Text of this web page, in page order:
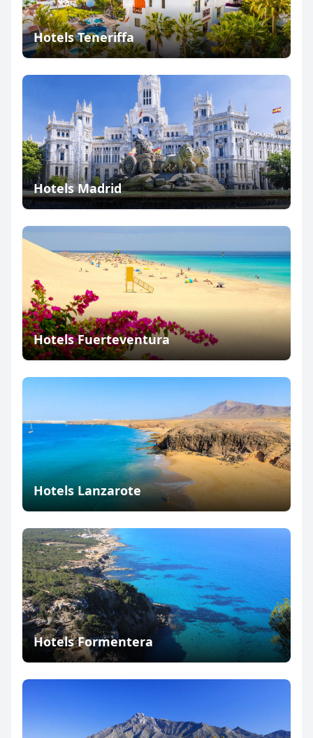
Hotels Teneriffa
Hotels Madrid
Hotels Fuerteventura
Hotels Lanzarote
Hotels Formentera